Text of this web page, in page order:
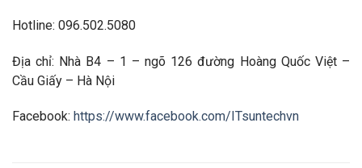
Hotline: 096.502.5080
Địa chỉ: Nhà B4 – 1 – ngõ 126 đường Hoàng Quốc Việt –
Cầu Giấy – Hà Nội
Facebook: https://www.facebook.com/ITsuntechvn